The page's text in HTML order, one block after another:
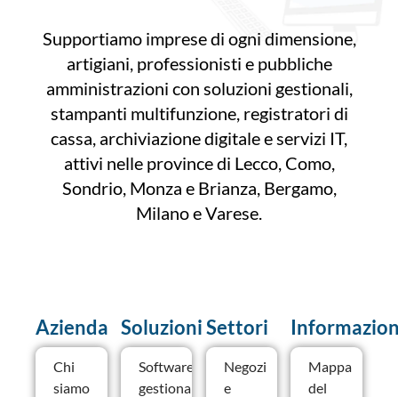
Supportiamo imprese di ogni dimensione,
artigiani, professionisti e pubbliche
amministrazioni con soluzioni gestionali,
stampanti multifunzione, registratori di
cassa, archiviazione digitale e servizi IT,
attivi nelle province di Lecco, Como,
Sondrio, Monza e Brianza, Bergamo,
Milano e Varese.
Azienda
Chi
siamo
Soluzioni
Software
gestionale
Settori
Negozi
e
Mappa
del